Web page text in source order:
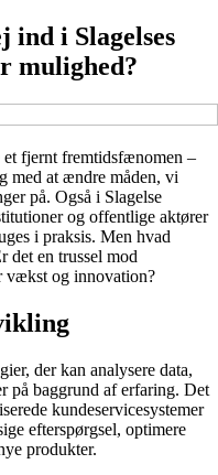
ind i Slagelses
mulighed?
fjernt fremtidsfænomen –
med at ændre måden, vi
på. Også i Slagelse
og offentlige aktører
i praksis. Men hvad
det en trussel mod
vækst og innovation?
der kan analysere data,
på baggrund af erfaring. Det
kundeservicesystemer
efterspørgsel, optimere
produkter.